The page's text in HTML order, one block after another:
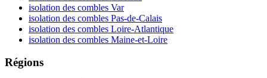
isolation des combles Var
isolation des combles Pas-de-Calais
isolation des combles Loire-Atlantique
isolation des combles Maine-et-Loire
Régions